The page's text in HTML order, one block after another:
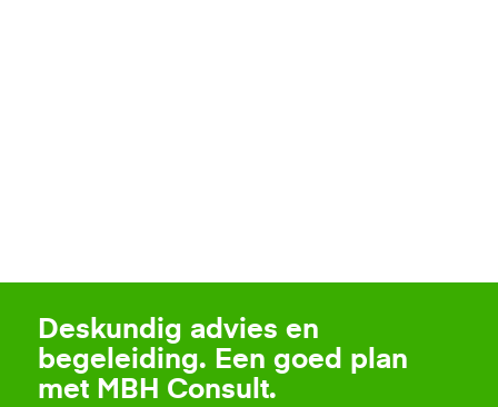
Deskundig advies en
begeleiding. Een goed plan
met MBH Consult.